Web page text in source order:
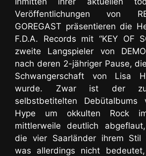
Veröffentlichungen von
GOREGAST präsentieren die
F.D.A. Records mit “KEY OF
zweite Langspieler von
nach deren 2-jähriger Pause,
Schwangerschaft von Lisa
wurde. Zwar ist der
selbstbetitelten Debütalbums
Hype um okkulten Rock
mittlerweile deutlich
die vier Saarländer ihrem Stil
was allerdings nicht